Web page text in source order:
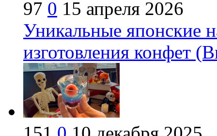
97 0 15 апреля 2026
Уникальные японские
изготовления конфет